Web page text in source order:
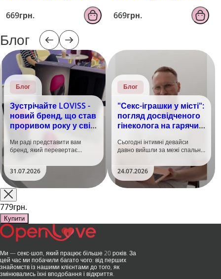
ефектом мокрого
оксамиту
669грн.
ефектом голограми
669грн.
Блог
Блог
Зустрічайте LOVISS -
новий бренд, що став
проривом року у світі
Ми раді представити вам
бренд, який перевертає
та вже встиг стати сенсацією
на міжнародній виставці API
Shanghai-2026!​LOVISS - це
поєднання унікальної естетики
та бездога..
31.07.2026
Блог
"Секс-іграшки у місті":
погляд досвідченого
гінеколога на гарячий
Сьогодні інтимні девайси
давно вийшли за межі спальні.
безшумні моторчики та
стильний дизайн перетворили
їх на гаджет, який багато хто
використовує, тестує у
24.07.2026
779грн.
Купити
Ми — секс-шоп, який працює більше 20 років. За
цей час ми побачили багато чого: від перших
знайомств із нашими клієнтами до того, як
змінювались їхні вподобання і відкриття.